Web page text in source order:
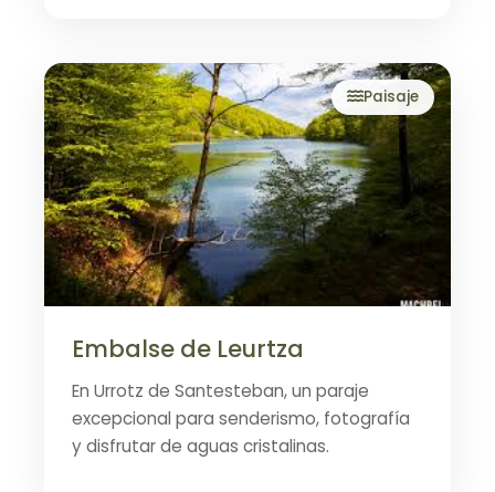
Paisaje
Embalse de Leurtza
En Urrotz de Santesteban, un paraje
excepcional para senderismo, fotografía
y disfrutar de aguas cristalinas.